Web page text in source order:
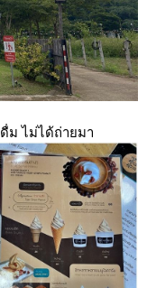
ม ไม่ได้ถ่ายมา